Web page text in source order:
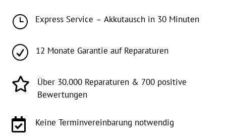
} Express Service – Akkutausch in 30 Minuten
R 12 Monate Garantie auf Reparaturen

Über 30.000 Reparaturen & 700 positive
Bewertungen
 Keine Terminvereinbarung notwendig